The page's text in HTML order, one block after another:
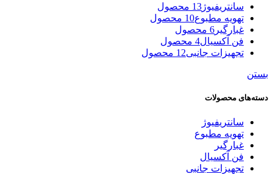
سانتریفیوژ13 محصول
تهویه مطبوع10 محصول
غبارگیر 6 محصول
فن آکسیال4 محصول
تجهیزات جانبی12 محصول
بستن
دسته‌های محصولات
سانتریفیوژ
تهویه مطبوع
غبارگیر
فن آکسیال
تجهیزات جانبی